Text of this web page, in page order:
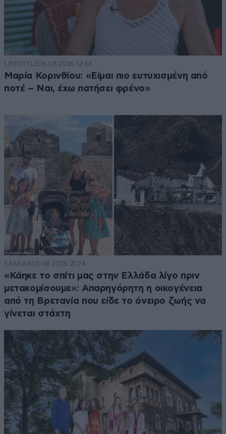
LIFESTYLE06·08·2026 12:46
Μαρία Κορινθίου: «Είμαι πιο ευτυχισμένη από
ποτέ – Ναι, έχω πατήσει φρένο»
ΕΛΛΑΔΑ05·08·2026 21:24
«Κάηκε το σπίτι μας στην Ελλάδα λίγο πριν
μετακομίσουμε»: Απαρηγόρητη η οικογένεια
από τη Βρετανία που είδε το όνειρο ζωής να
γίνεται στάχτη